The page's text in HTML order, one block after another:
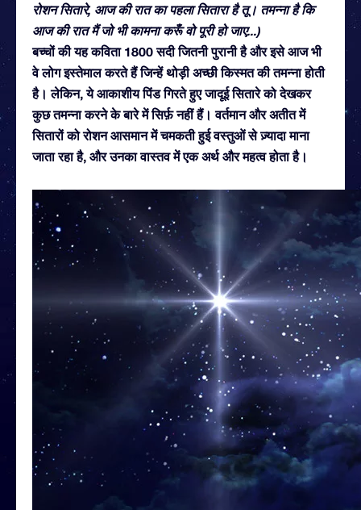
रोशन सितारे, आज की रात का पहला सितारा है तू। तमन्ना है कि
आज की रात मैं जो भी कामना करूँ वो पूरी हो जाए...)
बच्चों की यह कविता 1800 सदी जितनी पुरानी है और इसे आज भी
वे लोग इस्तेमाल करते हैं जिन्हें थोड़ी अच्छी किस्मत की तमन्ना होती
है। लेकिन, ये आकाशीय पिंड गिरते हुए जादूई सितारे को देखकर
कुछ तमन्ना करने के बारे में सिर्फ़ नहीं हैं। वर्तमान और अतीत में
सितारों को रोशन आसमान में चमकती हुई वस्तुओं से ज़्यादा माना
जाता रहा है, और उनका वास्तव में एक अर्थ और महत्व होता है।